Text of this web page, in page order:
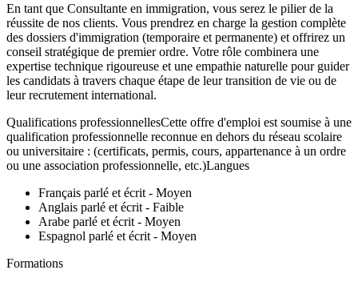
En tant que Consultante en immigration, vous serez le pilier de la
réussite de nos clients. Vous prendrez en charge la gestion complète
des dossiers d'immigration (temporaire et permanente) et offrirez un
conseil stratégique de premier ordre. Votre rôle combinera une
expertise technique rigoureuse et une empathie naturelle pour guider
les candidats à travers chaque étape de leur transition de vie ou de
leur recrutement international.
Qualifications professionnellesCette offre d'emploi est soumise à une
qualification professionnelle reconnue en dehors du réseau scolaire
ou universitaire : (certificats, permis, cours, appartenance à un ordre
ou une association professionnelle, etc.)Langues
Français parlé et écrit - Moyen
Anglais parlé et écrit - Faible
Arabe parlé et écrit - Moyen
Espagnol parlé et écrit - Moyen
Formations